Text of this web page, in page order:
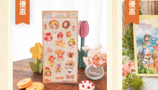
優惠 優惠